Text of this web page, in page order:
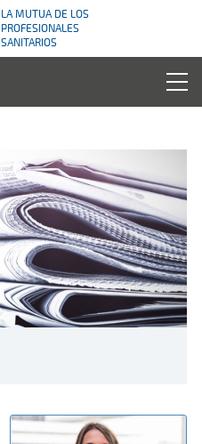
LA MUTUA DE LOS
PROFESIONALES
SANITARIOS